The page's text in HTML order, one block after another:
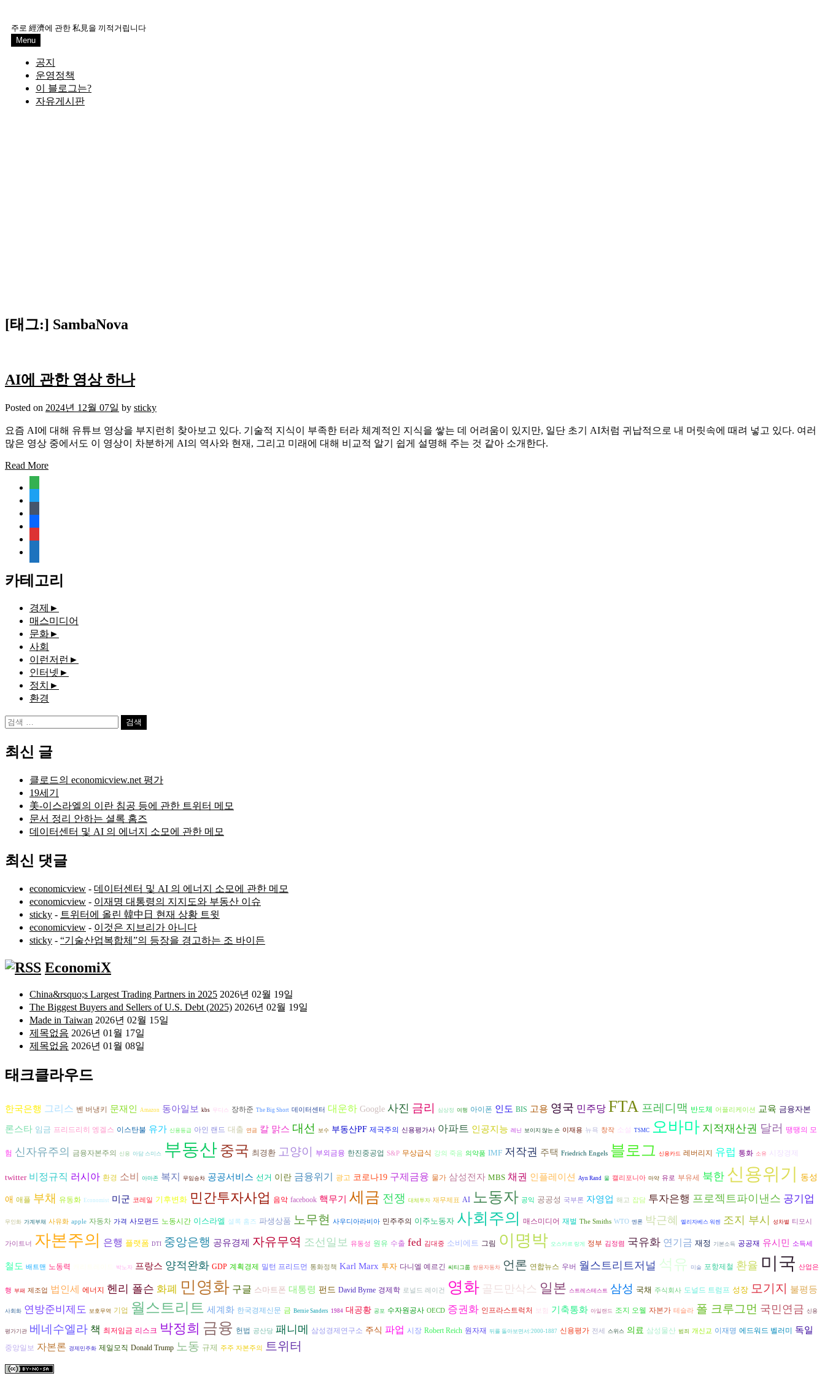
content
주로 經濟에 관한 私見을 끼적거립니다
Menu
공지
운영정책
이 블로그는?
자유게시판
[태그:] SambaNova
AI에 관한 영상 하나
Posted on 2024년 12월 07일 by sticky
요즘 AI에 대해 유튜브 영상을 부지런히 찾아보고 있다. 기술적 지식이 부족한 터라 체계적인 지식을 쌓는 데 어려움이 있지만, 일단 초기 AI처럼 귀납적으로 내 머릿속에 때려 넣고 있다. 여러
많은 영상 중에서도 이 영상이 차분하게 AI의 역사와 현재, 그리고 미래에 대해 비교적 알기 쉽게 설명해 주는 것 같아 소개한다.
Read More
document
카테고리
경제 ►
매스미디어
문화►
사회
이런저런 ►
인터넷 ►
정치 ►
환경
검
최신 글
클로드의 economicview.net 평가
19세기
美-이스라엘의 이란 침공 등에 관한 트위터 메모
문서 정리 안하는 셜록 홈즈
데이터센터 및 AI 의 에너지 소모에 관한 메모
최신 댓글
economicview - 데이터센터 및 AI 의 에너지 소모에 관한 메모
economicview - 이재명 대통령의 지지도와 부동산 이슈
sticky - 트위터에 올린 韓中日 현재 상황 트윗
economicview - 이것은 지브리가 아니다
sticky - “기술산업복합체”의 등장을 경고하는 조 바이든
EconomiX
China&rsquo;s Largest Trading Partners in 2025 2026년 02월 19일
The Biggest Buyers and Sellers of U.S. Debt (2025) 2026년 02월 19일
Made in Taiwan 2026년 02월 15일
제목없음 2026년 01월 17일
제목없음 2026년 01월 08일
태크클라우드
한국은행 그리스 벤 버냉키 문재인 Amazon 동아일보 kbs 무디스 장하준 The Big Short 데이터센터 대운하 Google 사진 금리 심상정 여행 아이폰 인도 BIS 고용 영국 민주당 FTA 프레디맥 반도체 어플리케이션 교육 금융자본
론스타 임금 프리드리히 엥겔스 이스탄불 유가 신용등급 아인 랜드 대출 연금 칼 맑스 대선 보수 부동산PF 제국주의 신용평가사 아파트 인공지능 레닌 보이지 않는 손 이재용 뉴욕 창작 소설 TSMC 오바마 지적재산권 달러 땡땡의 모
험 신자유주의 금융자본주의 신용 아담 스미스 부동산중국 최경환 고양이 부외금융 한진중공업 S&P 무상급식 강의 죽음 의약품 IMF 저작권 주택 Friedrich Engels 블로그 신용카드 레버리지 유럽 통화 소유 시장경제
twitter 비정규직 러시아 환경 소비 아마존 복지 무임승차 공공서비스 선거 이란 금융위기 광고 코로나19 구제금융 물가 삼성전자 MBS 채권 인플레이션 Ayn Rand 물 캘리포니아 마약 유로 부유세 북한 신용위기 동성
애 애플 부채 유동화 Economist 미군 코레일 기후변화 민간투자사업 음악 facebook 핵무기 세금 전쟁 대체투자 재무제표 AI 노동자 공익 공공성 국부론 자영업 해고 잡담 투자은행 프로젝트파이낸스 공기업
무인화 가계부채 사유화 apple 자동차 가격 사모펀드 노동시간 이스라엘 셜록 홈즈 파생상품 노무현 사우디아라비아 민주주의 이주노동자 사회주의 매스미디어 재벌 The Smiths WTO 엔론 박근혜 엘리자베스 워렌 조지 부시 성차별 티모시
가이트너 자본주의 은행 플랫폼 DTI 중앙은행 공유경제 자유무역 조선일보 유동성 원유 수출 fed 김대중 소비에트 그림 이명박 오스카르 랑게 정부 김정렴 국유화 연기금 재정 기본소득 공공재 유시민 소득세
철도 배트맨 노동력 박노자 프랑스 양적완화 GDP 계획경제 밀턴 프리드먼 통화정책 Karl Marx 투자 다니엘 예르긴 씨티그룹 쌍용자동차 언론 연합뉴스 우버 월스트리트저널 석유 미술 포항제철 환율 미국 산업은
행 부패 제조업 법인세 에너지 헨리 폴슨 화폐 민영화 구글 스마트폰 대통령 펀드 David Byrne 경제학 로널드 레이건 영화 골드만삭스 일본 스트레스테스트 삼성 국채 주식회사 도널드 트럼프 성장 모기지 불평등
사회화 연방준비제도 보호무역 기업 월스트리트 세계화 한국경제신문 금 Bernie Sanders 1984 대공황 공포 수자원공사 OECD 증권화 인프라스트럭처 보험 기축통화 아일랜드 조지 오웰 자본가 테슬라 폴 크루그먼 국민연금 신용
평가기관 베네수엘라 책 최저임금 리스크 박정희 금융 헌법 공산당 패니메 삼성경제연구소 주식 파업 시장 Robert Reich 원자재 뒤를 돌아보면서:2000-1887 신용평가 전세 스위스 의료 삼성물산 범죄 개신교 이재명 에드워드 벨러미 독일
중앙일보 자본론 경제민주화 제일모직 Donald Trump 노동 규제 주주 자본주의 트위터